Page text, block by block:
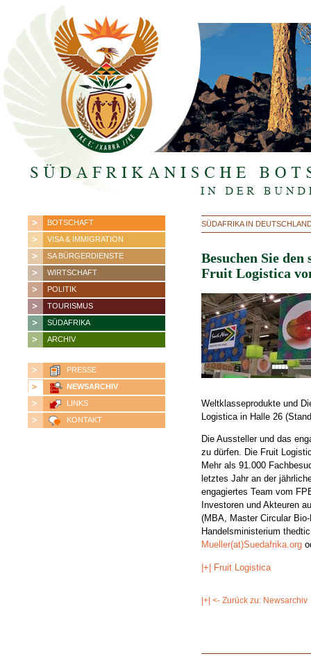
BOTSCHAFT
VISA & IMMIGRATION
SA BÜRGERDIENSTE
WIRTSCHAFT
POLITIK
TOURISMUS
SÜDAFRIKA
ARCHIV
PRESSE
NEWSARCHIV
LINKS
KONTAKT
SÜDAFRIKA IN
Besuchen Sie
Fruit Logistica
Weltklasseprodukte und
Logistica in Halle 26
Die Aussteller und das
zu dürfen. Die Fruit
Mehr als 91.000
letztes Jahr an der
engagiertes Team vom
Investoren und Akteuren
(MBA, Master Circular
Handelsministerium
Mueller(at)Suedafrika.org
|+| Fruit Logistica
|+| <- Zurück zu: Newsarchiv